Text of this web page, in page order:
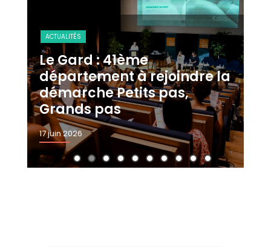
ACTUALITÉS
Le Gard : 41ème
département à rejoindre la
démarche Petits pas,
Grands pas
17 juin 2026
PROTECTION
15 juin 2026